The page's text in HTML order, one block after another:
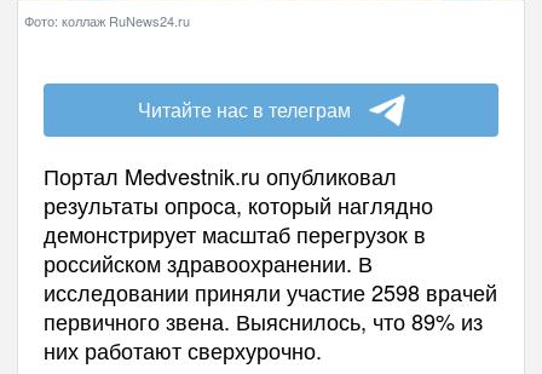
Фото: коллаж RuNews24.ru
Читайте нас в телеграм
Портал Medvestnik.ru опубликовал
результаты опроса, который наглядно
демонстрирует масштаб перегрузок в
российском здравоохранении. В
исследовании приняли участие 2598 врачей
первичного звена. Выяснилось, что 89% из
них работают сверхурочно.